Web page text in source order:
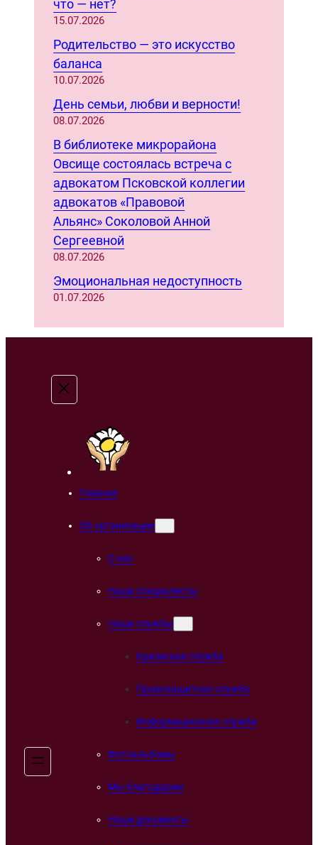
что — нет?
15.07.2026
Родительство — это искусство
баланса
10.07.2026
День семьи, любви и верности!
08.07.2026
В библиотеке микрорайона
Овсище состоялась встреча с
адвокатом Псковской коллегии
адвокатов «Правовой
Альянс» Соколовой Анной
Сергеевной
08.07.2026
Эмоциональная недоступность
01.07.2026
Главная
Об организации
О нас
Наши специалисты
Наши службы
Кризисная служба
Правозащитная служба
Информационная служба
Фотоальбомы
Мы благодарим
Наши документы